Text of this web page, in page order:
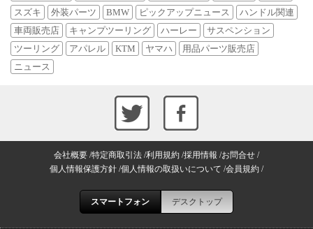
スズキ
外装パーツ BMW ピックアップニュース
ハンドル関連
車両販売店
キャンプツーリング ハーレー
サスペンション
ツーリング
アパレル KTM ヤマハ
用品パーツ販売店
ニュース
会社概要 特定商取引法 利用規約 採用情報 お問合せ
個人情報保護方針 個人情報の取扱いについて 会員規約
スマートフォン デスクトップ